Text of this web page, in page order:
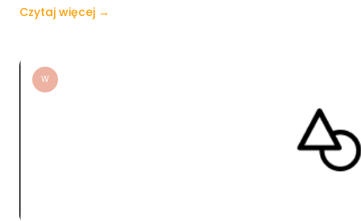
Czytaj więcej →
W